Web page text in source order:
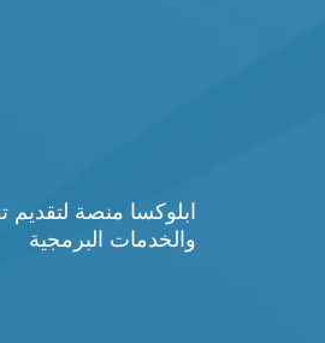
ابلوكسا منصة
والخدمات البرمجية